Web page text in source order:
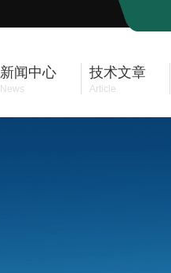
新闻中心
News
技术文章
Article